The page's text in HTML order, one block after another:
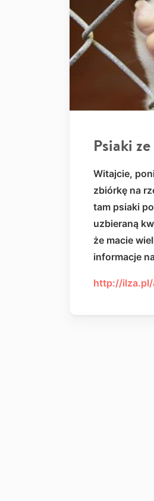
Psiaki
Witajcie,
zbiórkę na
tam psiaki
uzbieraną
że macie
informacje
http://